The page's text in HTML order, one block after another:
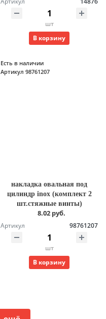
шт
В корзину
Есть в наличии
Артикул 98761207
накладка овальная под
цилиндр inox (комплект 2
шт.стяжные винты)
8.02 руб.
Артикул 98761207
шт
В корзину